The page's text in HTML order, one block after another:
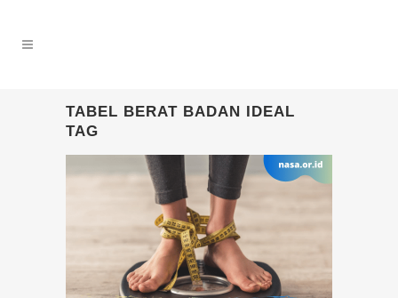
TABEL BERAT BADAN IDEAL
TAG